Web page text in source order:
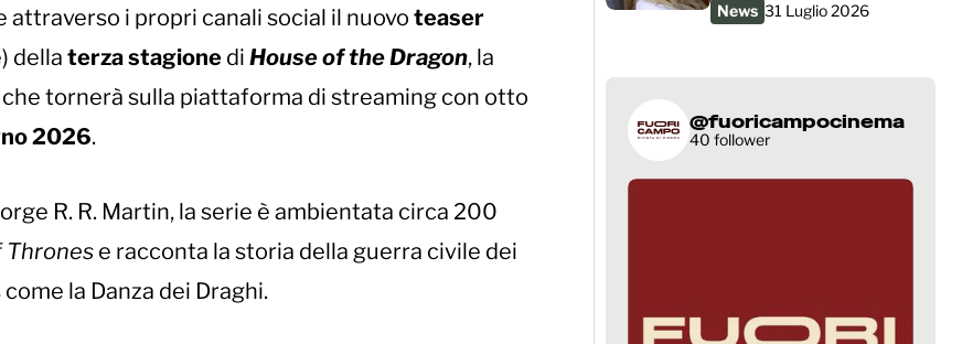
attraverso i propri canali social il nuovo teaser
della terzastagione di House of the Dragon, la
che tornerà sulla piattaforma di streaming con otto
2026.
R. R. Martin, la serie è ambientata circa 200
Thrones e racconta la storia della guerra civile dei
la Danza dei Draghi.
News 31 Luglio 2026
@fuoricampocinema
40 follower